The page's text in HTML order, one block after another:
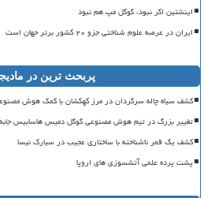
اینشتین اگر نبود، گوگل مپ هم نبود
ایران در عرصه علوم شناختی جزو ۲۰ کشور برتر جهان است
پربحث ترین در
کشف سیاه چاله سرگردان در مرز کهکشان با کمک هوش
تغییر بزرگ در تیم هوش مصنوعی گوگل دمیس هاسابیس
کشف یک قمر ناشناخته با ساختاری عجیب در سیارک نیسا
پشت پرده علمی آتشسوزی های اروپا